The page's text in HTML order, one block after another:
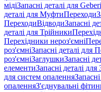
мідіЗапасні деталі для
деталі для МуфтиПереходи
ПереходиВідводиЗапасні
деталі для Трійники
Перехідники нероз'ємні
роз'ємніЗапасні деталі для
роз'ємніЗаглушкиЗапасні
елементиЗапасні деталі
для систем опалення
опаленняЗ'єднувальні